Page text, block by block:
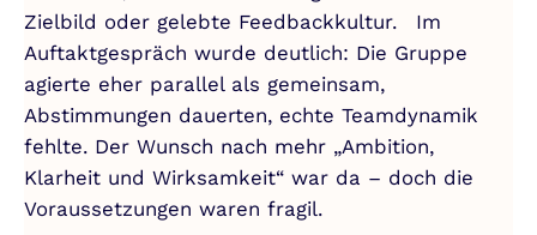
Zielbild oder gelebte Feedbackkultur. Im
Auftaktgespräch wurde deutlich: Die Gruppe
agierte eher parallel als gemeinsam,
Abstimmungen dauerten, echte Teamdynamik
fehlte. Der Wunsch nach mehr „Ambition,
Klarheit und Wirksamkeit“ war da – doch die
Voraussetzungen waren fragil.